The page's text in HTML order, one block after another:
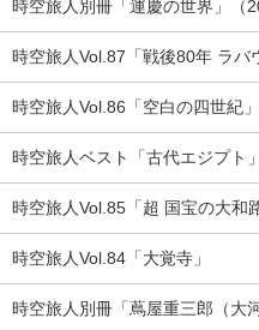
時空旅人別冊「運慶の世界」（
時空旅人Vol.87「戦後80年 ラバ
時空旅人Vol.86「空白の四世紀」
時空旅人ベスト「古代エジプト
時空旅人Vol.85「超 国宝の大和
時空旅人Vol.84「大覚寺」
時空旅人別冊「蔦屋重三郎（大